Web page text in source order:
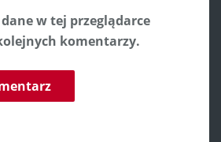
w tej przeglądarce
komentarzy.